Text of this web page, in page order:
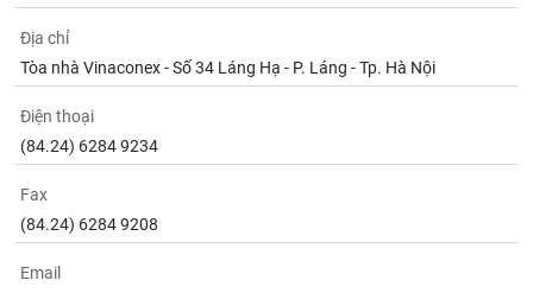
Địa chỉ
Tòa nhà Vinaconex - Số 34 Láng Hạ - P. Láng - Tp. Hà Nội
Điện thoại
(84.24) 6284 9234
Fax
(84.24) 6284 9208
Email